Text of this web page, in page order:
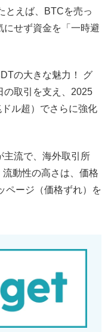
とえば、BTCを売っ
せず資金を「一時避
の大きな魅力！ グ
の取引を支え、2025
ル超）でさらに強化
主流で、海外取引所
動性の高さは、価格
ページ（価格ずれ）を